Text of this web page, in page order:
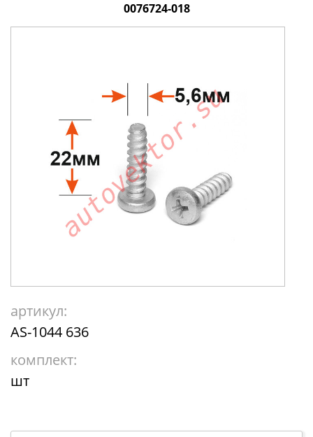
0076724-018
артикул:
AS-1044 636
комплект:
шт